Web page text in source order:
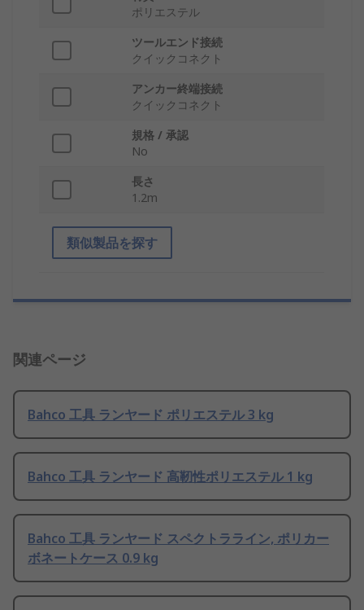
ポリエステル
ツールエンド接続
クイックコネクト
アンカー終端接続
クイックコネクト
規格 / 承認
No
長さ
1.2m
類似製品を探す
関連ページ
Bahco 工具 ランヤード ポリエステル 3 kg
Bahco 工具 ランヤード 高靭性ポリエステル 1 kg
Bahco 工具 ランヤード スペクトラライン, ポリカー
ボネートケース 0.9 kg